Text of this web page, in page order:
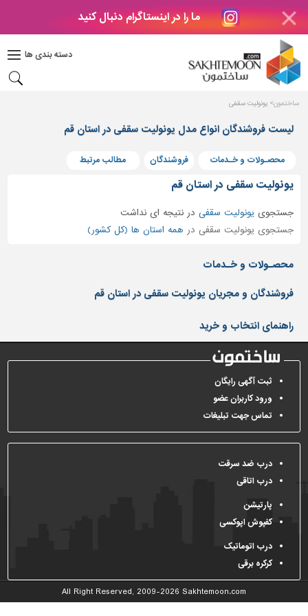
ما را در اینستاگرام دنبال کنید
دسته بندی ها
دکوراسیون
بتن
های
بتنی
و
پنجره
ساختمانی
نرده
و
حفاظ
کفپوش
و
سنگ
سرویس
بهداشتی
ابزار،یراق
و
آلات
برقی،روشنایی،ایمنی
محوطه
سازی
و
نما
ساخت
ساختمون یونولیت سقفی
لیست فروشندگان انواع مدل یونولیت سقفی در استان قم
محصـولات و خـدمات فروشندگان مطالب مرتبط
یونولیت سقفی در استان قم
جستجوی یونولیت سقفی درنتیجه ای نداشت
جستجوی یونولیت سقفی در همه استان ها (کل کشور)
محصـولات و خـدمات
فروشندگان و مجریان یونولیت سقفی در استان قم
راهنمای انتخاب و خرید
ثبت آگهی رایگان
ورود کاربران عضو
تماس جهت تبلیغات
درب ضد سرقت
درب اتاقی
پارتیشن
کفپوش اپوکسی
درب اتوماتیک
کرکره برقی
All Right Reserved, 2009-2026 Sakhtemoon.com